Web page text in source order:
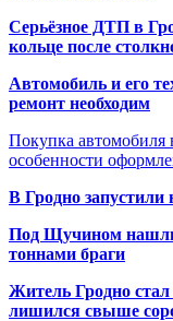
Серьёзное ДТП в
кольце после
Автомобиль и его
ремонт необходим
Покупка автомобиля
особенности
В Гродно запустили
Под Щучином нашли
тоннами браги
Житель Гродно
лишился свыше